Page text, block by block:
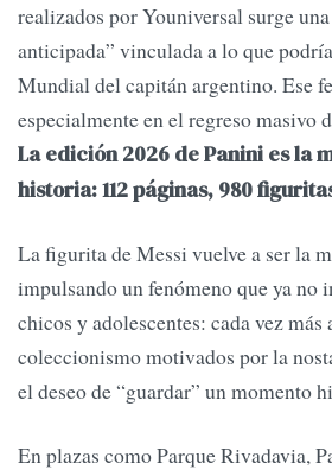
realizados por Youniversal surge
anticipada” vinculada a lo que
Mundial del capitán argentino. Ese
especialmente en el regreso masivo
La edición 2026 de Panini es la
historia: 112 páginas, 980
La figurita de Messi vuelve a ser la
impulsando un fenómeno que ya no
chicos y adolescentes: cada vez
coleccionismo motivados por la
el deseo de “guardar” un momento
En plazas como Parque Rivadavia,